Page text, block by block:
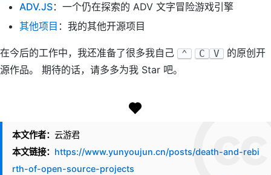
ADV.JS：一个仍在探索的 ADV 文字冒险游戏引擎
其他项目 ：我的其他开源项目
在今后的工作中，我还准备了很多我自己 ⌃ C V
的原创开
源作品。 期待的话，请多多为我 Star 吧。
本文作者： 云游君
本文链接： https://www.yunyoujun.cn/posts/death-and-rebi
rth-of-open-source-projects